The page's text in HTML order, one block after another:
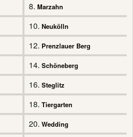
8. Marzahn
10. Neukölln
12. Prenzlauer Berg
14. Schöneberg
16. Steglitz
18. Tiergarten
20. Wedding